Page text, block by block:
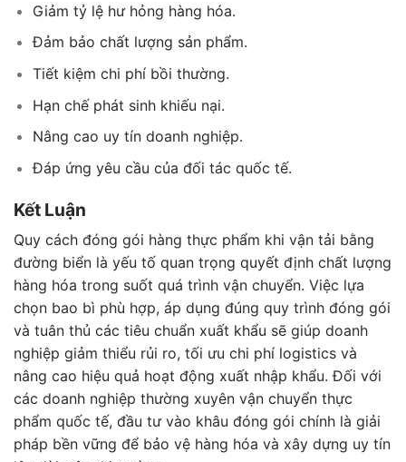
Giảm tỷ lệ hư hỏng hàng hóa.
Đảm bảo chất lượng sản phẩm.
Tiết kiệm chi phí bồi thường.
Hạn chế phát sinh khiếu nại.
Nâng cao uy tín doanh nghiệp.
Đáp ứng yêu cầu của đối tác quốc tế.
Kết Luận
Quy cách đóng gói hàng thực phẩm khi vận tải bằng
đường biển là yếu tố quan trọng quyết định chất lượng
hàng hóa trong suốt quá trình vận chuyển. Việc lựa
chọn bao bì phù hợp, áp dụng đúng quy trình đóng gói
và tuân thủ các tiêu chuẩn xuất khẩu sẽ giúp doanh
nghiệp giảm thiểu rủi ro, tối ưu chi phí logistics và
nâng cao hiệu quả hoạt động xuất nhập khẩu. Đối với
các doanh nghiệp thường xuyên vận chuyển thực
phẩm quốc tế, đầu tư vào khâu đóng gói chính là giải
pháp bền vững để bảo vệ hàng hóa và xây dựng uy tín